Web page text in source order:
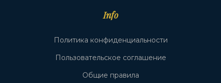
Info
Политика конфиденциальности
Пользовательское соглашение
Общие правила